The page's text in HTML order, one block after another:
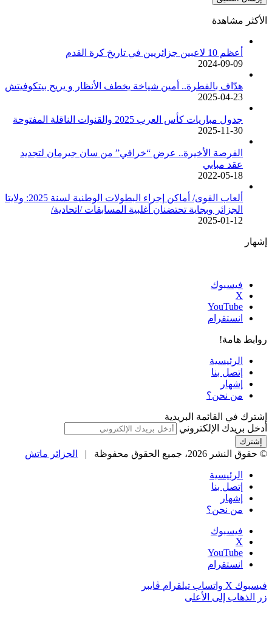
الأكثر مشاهدة
أعظم 10 لاعبين جزائريين في تاريخ كرة القدم
2024-09-09
هدّاف بالفطرة.. أمين شياخة يخطف الأنظار و يريح بيتكوفيتش
2025-04-23
جدول مباريات كأس العرب 2025 والقنوات الناقلة المفتوحة
2025-11-30
الفرصة الأخيرة.. عرض “خرافي” من سان جيرمان لتجديد
عقد مبابي
2022-05-18
ألعاب القوى/ أماكن إجراء البطولات الوطنية لسنة 2025: ولايتا
الجزائر وبجاية تحتضنان أغلبية المسابقات /اتحادية/
2025-01-12
إشهار
فيسبوك
‫X
‫YouTube
انستقرام
روابط هامة!
الرئيسية
إتصل بنا
إشهار
من نحن؟
إشترك في القائمة البريدية
أدخل بريدك الإلكتروني
© حقوق النشر 2026، جميع الحقوق محفوظة | الجزائر ماتش
الرئيسية
إتصل بنا
إشهار
من نحن؟
فيسبوك
‫X
‫YouTube
انستقرام
فيسبوك ‫X واتساب تيلقرام ڤايبر
زر الذهاب إلى الأعلى